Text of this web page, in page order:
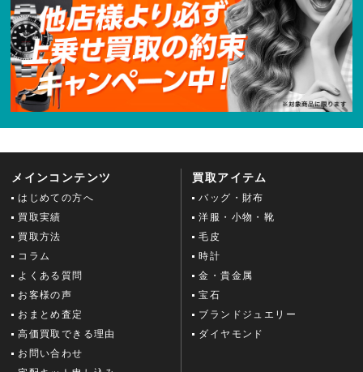
メインコンテンツ
はじめての方へ
買取実績
買取方法
コラム
よくある質問
お客様の声
おまとめ査定
高価買取できる理由
お問い合わせ
買取アイテム
バッグ・財布
洋服・小物・靴
毛皮
時計
金・貴金属
宝石
ブランドジュエリー
ダイヤモンド